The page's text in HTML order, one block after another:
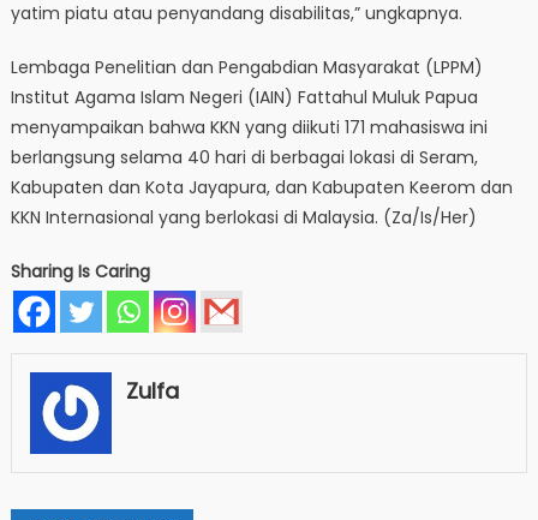
yatim piatu atau penyandang disabilitas,” ungkapnya.
Lembaga Penelitian dan Pengabdian Masyarakat (LPPM)
Institut Agama Islam Negeri (IAIN) Fattahul Muluk Papua
menyampaikan bahwa KKN yang diikuti 171 mahasiswa ini
berlangsung selama 40 hari di berbagai lokasi di Seram,
Kabupaten dan Kota Jayapura, dan Kabupaten Keerom dan
KKN Internasional yang berlokasi di Malaysia. (Za/Is/Her)
Sharing Is Caring
Zulfa